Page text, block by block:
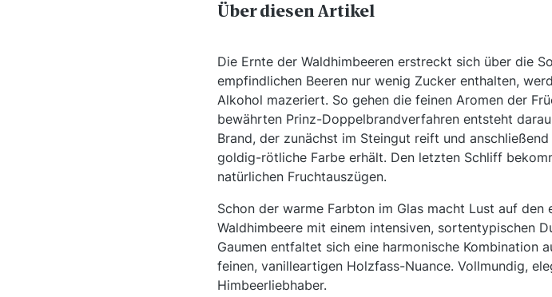
Über diesen Artikel
Die Ernte der Waldhimbeeren erstreckt sich über die
empfindlichen Beeren nur wenig Zucker enthalten,
Alkohol mazeriert. So gehen die feinen Aromen der
bewährten Prinz-Doppelbrandverfahren entsteht
Brand, der zunächst im Steingut reift und
goldig-rötliche Farbe erhält. Den letzten Schliff
natürlichen Fruchtauszügen.
Schon der warme Farbton im Glas macht Lust auf
Waldhimbeere mit einem intensiven, sortentypischen
Gaumen entfaltet sich eine harmonische Kombination
feinen, vanilleartigen Holzfass-Nuance. Vollmundig,
Himbeerliebhaber.